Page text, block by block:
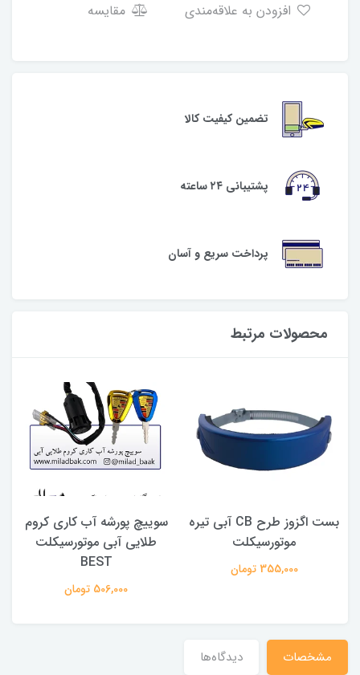
مقایسه
تضمین کیفیت کالا
پشتیبانی ۲۴ ساعته
پرداخت سریع و آسان
محصولات مرتبط
بست اگزوز طرح CB آبی تیره
موتورسیکلت
355,000 تومان
سوییچ پورشه آب کاری کروم
طلایی آبی موتورسیکلت
BEST
506,000 تومان
مشخصات دیدگاه‌ها